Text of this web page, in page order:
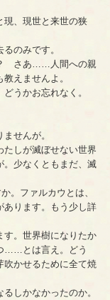
、現世と来世の狭
のみです。
？ さあ……人間への親
えませんよ。
うかお忘れなく。
せんが。
しが滅ぼせない世界
。少なくともまだ、滅
ファルカウとは、
ります。もう少し詳
。世界樹になりたか
……とは言え。どう
吹かせるために全て焼
しかなかったのか。